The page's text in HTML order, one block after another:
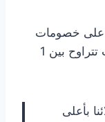
على خصومات
تصل إلى 20% للعملاء. أسعار الخدمات تتراوح بين 1
بأعلى